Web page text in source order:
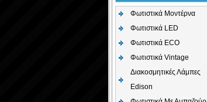
Φωτιστικά Μοντέρνα
Φωτιστικά LED
Φωτιστικά ECO
Φωτιστικά Vintage
Διακοσμητικές Λάμπες
Edison